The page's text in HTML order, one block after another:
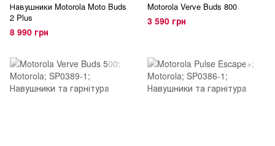
Навушники Motorola Moto Buds
2 Plus
8 990 грн
Motorola Verve Buds 800
3 590 грн